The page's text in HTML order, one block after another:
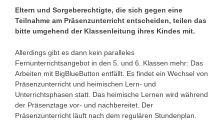
Eltern und Sorgeberechtigte, die sich gegen eine
Teilnahme am Präsenzunterricht entscheiden, teilen das
bitte umgehend der Klassenleitung ihres Kindes mit.
Allerdings gibt es dann kein paralleles
Fernunterrichtsangebot in den 5. und 6. Klassen mehr: Das
Arbeiten mit BigBlueButton entfällt. Es findet ein Wechsel von
Präsenzunterricht und heimischen Lern- und
Unterrichtsphasen statt. Das heimische Lernen wird während
der Präsenztage vor- und nachbereitet. Der
Präsenzunterricht läuft nach dem regulären Stundenplan.